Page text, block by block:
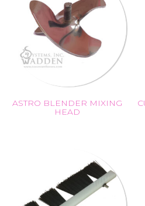
ASTRO BLENDER MIXING
HEAD